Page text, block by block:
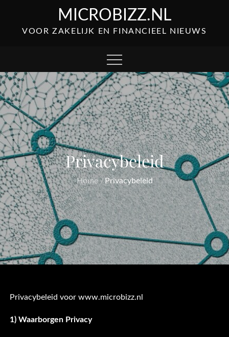
content
MICROBIZZ.NL
VOOR ZAKELIJK EN FINANCIEEL NIEUWS
Privacybeleid
Home Privacybeleid
Privacybeleid voor www.microbizz.nl
1) Waarborgen Privacy